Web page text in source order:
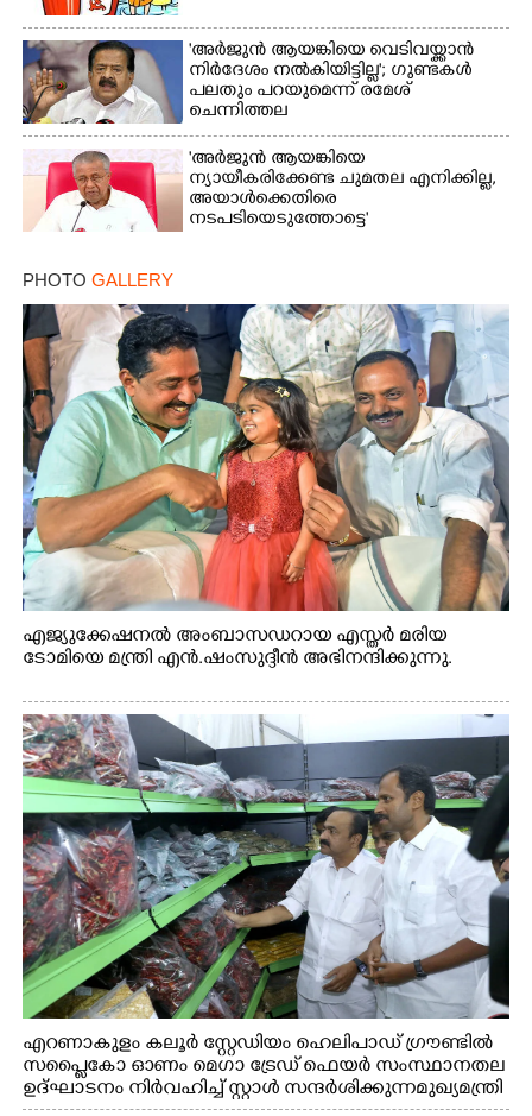
'അർജുൻ ആയങ്കിയെ വെടിവയ്ക്കാൻ
നിർദേശം നൽകിയിട്ടില്ല'; ഗുണ്ടകൾ
പലതും പറയുമെന്ന് രമേശ്
ചെന്നിത്തല
'അർജുൻ ആയങ്കിയെ
ന്യായീകരിക്കേണ്ട ചുമതല എനിക്കില്ല,
അയാൾക്കെതിരെ
നടപടിയെടുത്തോട്ടെ'
PHOTO GALLERY
എജ്യുക്കേഷനൽ അംബാസഡറായ എസ്തർ മരിയ
ടോമിയെ മന്ത്രി എൻ.ഷംസുദ്ദീൻ അഭിനന്ദിക്കുന്നു.
എറണാകുളം കലൂർ സ്റ്റേഡിയം ഹെലിപാഡ് ഗ്രൗണ്ടിൽ
സപ്ളൈകോ ഓണം മെഗാ ട്രേഡ് ഫെയർ സംസ്ഥാനതല
ഉദ്ഘാടനം നിർവഹിച്ച് സ്റ്റാൾ സന്ദർശിക്കുന്ന മുഖ്യമന്ത്രി